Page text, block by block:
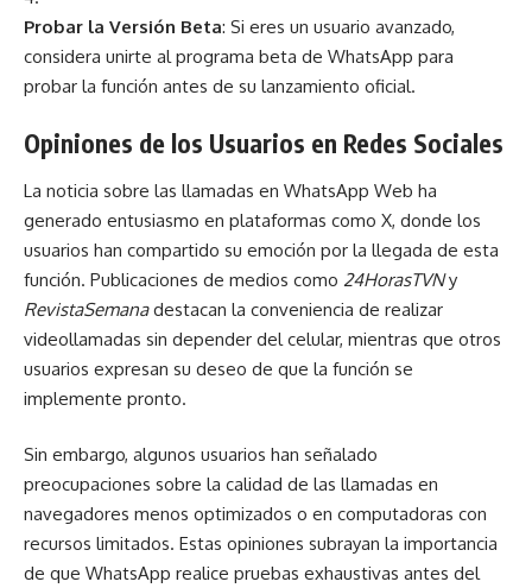
Probar la Versión Beta: Si eres un usuario avanzado,
considera unirte al programa beta de WhatsApp para
probar la función antes de su lanzamiento oficial.
Opiniones de los Usuarios en Redes Sociales
La noticia sobre las llamadas en WhatsApp Web ha
generado entusiasmo en plataformas como X, donde los
usuarios han compartido su emoción por la llegada de esta
función. Publicaciones de medios como 24HorasTVNy
RevistaSemanadestacan la conveniencia de realizar
videollamadas sin depender del celular, mientras que otros
usuarios expresan su deseo de que la función se
implemente pronto.
Sin embargo, algunos usuarios han señalado
preocupaciones sobre la calidad de las llamadas en
navegadores menos optimizados o en computadoras con
recursos limitados. Estas opiniones subrayan la importancia
de que WhatsApp realice pruebas exhaustivas antes del